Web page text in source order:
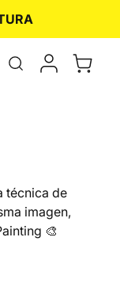
Abrir
el
técnica de
imagen,
🎨